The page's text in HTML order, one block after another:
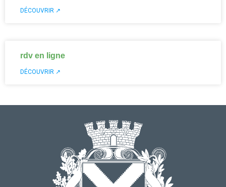
DÉCOUVRIR ↗
rdv en ligne
DÉCOUVRIR ↗